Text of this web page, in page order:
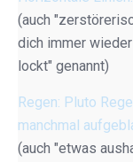
(auch
dich immer
lockt" genannt)
Regen: Pluto
manchmal
(auch "etwas